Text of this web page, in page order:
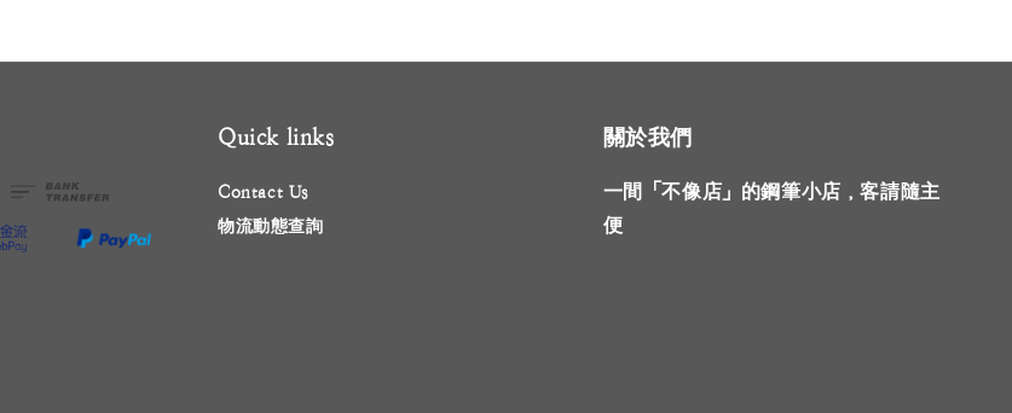
Quick links
Contact Us
物流動態查詢
關於我們
一間「不像店」的鋼筆小店，客請隨主
便